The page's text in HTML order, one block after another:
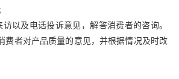
以及电话投诉意见，解答消费者的咨询。
费者对产品质量的意见，并根据情况及时改